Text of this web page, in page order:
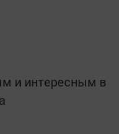
и интересным в